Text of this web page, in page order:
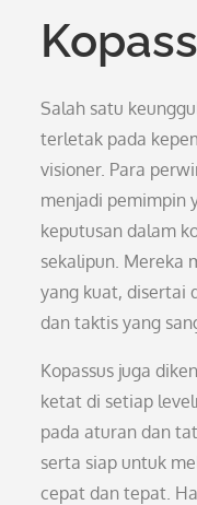
Salah satu
terletak pada
visioner. Para
menjadi pemimpin
keputusan dalam
sekalipun. Mereka
yang kuat, disertai
dan taktis yang
Kopassus juga
ketat di setiap
pada aturan dan
serta siap untuk
cepat dan tepat.